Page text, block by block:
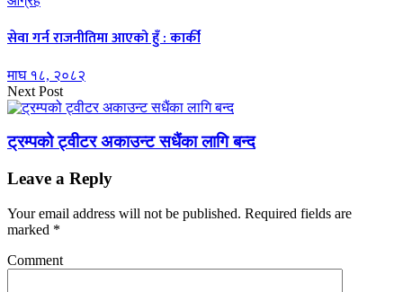
सेवा गर्न राजनीतिमा आएको हुँ : कार्की
माघ १८, २०८२
Next Post
ट्रम्पको ट्वीटर अकाउन्ट सधैंका लागि बन्द
Leave a Reply
Your email address will not be published. Required fields are
marked *
Comment